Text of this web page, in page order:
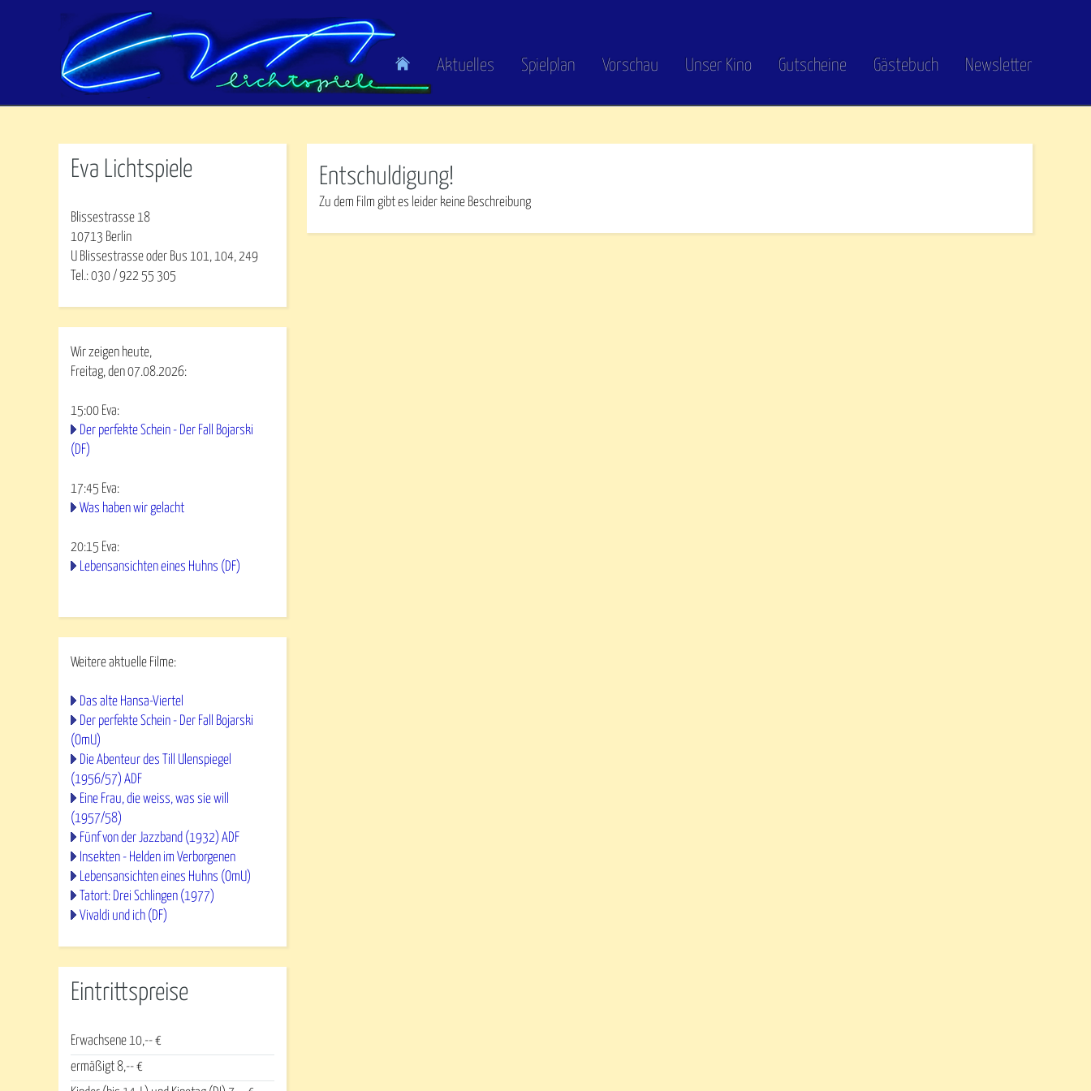
Aktuelles Spielplan Vorschau Unser Kino Gutscheine Gästebuch Newsletter
Eva Lichtspiele
Blissestrasse 18
10713 Berlin
U Blissestrasse oder Bus 101, 104, 249
Tel.: 030 / 922 55 305
Wir zeigen heute,
Freitag, den 07.08.2026:
15:00 Eva:
Der perfekte Schein - Der Fall Bojarski
(DF)
17:45 Eva:
Was haben wir gelacht
20:15 Eva:
Lebensansichten eines Huhns (DF)
Weitere aktuelle Filme:
Das alte Hansa-Viertel
Der perfekte Schein - Der Fall Bojarski
(OmU)
Die Abenteur des Till Ulenspiegel
(1956/57) ADF
Eine Frau, die weiss, was sie will
(1957/58)
Fünf von der Jazzband (1932) ADF
Insekten - Helden im Verborgenen
Lebensansichten eines Huhns (OmU)
Tatort: Drei Schlingen (1977)
Vivaldi und ich (DF)
Eintrittspreise
Erwachsene 10,-- €
ermäßigt 8,-- €
Entschuldigung!
Zu dem Film gibt es leider keine Beschreibung